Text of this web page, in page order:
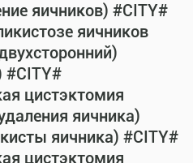
яичников) #CITY#
яичников
#CITY#
цистэктомия
яичника)
яичника) #CITY#
цистэктомия